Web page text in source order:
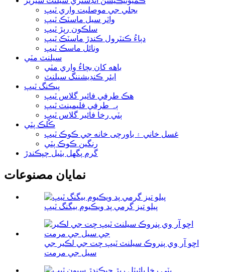
بجلي جي موصليت واري ٽيپ
واٽر سيل ماسٽڪ ٽيپ
سلڪون رٻڙ ٽيپ
دٻاءُ ڪنٽرول ڪندڙ ماسٽڪ ٽيپ
ونائل ماسڪ ٽيپ
سيلنٽ مٽي
باهه کان بچاءُ واري مٽي
ايئر ڪنڊيشننگ سيلنٽ
پيڪنگ ٽيپ
هڪ طرفي فائبر گلاس ٽيپ
ٻہ طرفي فليمينٽ ٽيپ
ٻٽي رخا فائبر گلاس ٽيپ
ڪُلڪ پٽي
غسل خاني ۽ باورچی خانه جي ڪوڪ ٽيپ
رنگين ڪوڪ پٽي
گرم پگھل بٽيل چپڪندڙ
نمايان مصنوعات
پيلو تيز گرمي پد ويڪيوم بيگنگ ٽيپ
اڇو آر وي پنروڪ سيلنٽ ٽيپ ڇت جي لڪير جي
سيل جي مرمت